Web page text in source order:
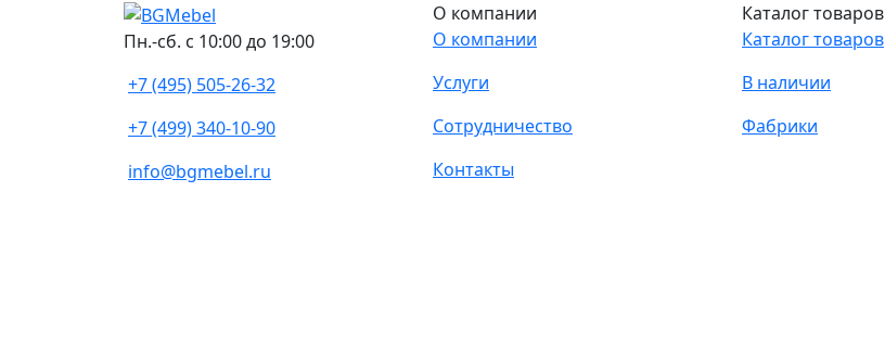
Пн.-сб. с 10:00 до 19:00
+7 (495) 505-26-32
+7 (499) 340-10-90
info@bgmebel.ru
О компании
О компании
Услуги
Сотрудничество
Контакты
Каталог товаров
Каталог товаров
В наличии
Фабрики